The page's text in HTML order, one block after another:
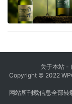
关于本站 -
Copyright © 2022
网站所刊载信息全部